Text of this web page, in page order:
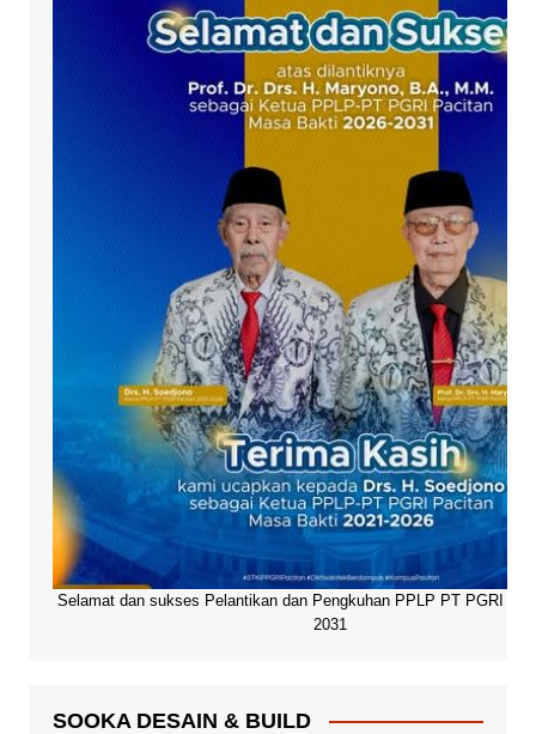
Selamat dan sukses Pelantikan dan Pengkuhan PPLP PT PGRI
2031
SOOKA DESAIN & BUILD